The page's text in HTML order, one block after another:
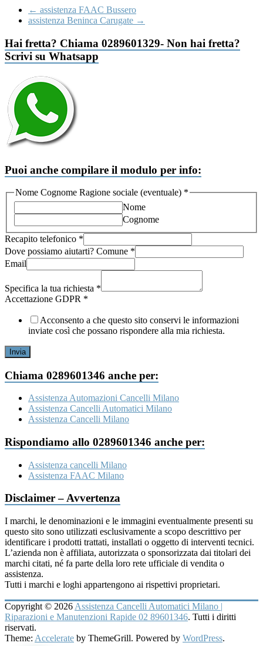
← assistenza FAAC Bussero
assistenza Beninca Carugate →
Hai fretta? Chiama 0289601329- Non hai fretta?
Scrivi su Whatsapp
Puoi anche compilare il modulo per info:
Nome Cognome Ragione sociale (eventuale) *
Nome
Cognome
Comune
GDPR
Nome
Recapito telefonico *
Dove possiamo aiutarti? Comune *
Email
Specifica la tua richiesta *
Accettazione GDPR *
Acconsento a che questo sito conservi le informazioni
inviate così che possano rispondere alla mia richiesta.
Invia
Chiama 0289601346 anche per:
Assistenza Automazioni Cancelli Milano
Assistenza Cancelli Automatici Milano
Assistenza Cancelli Milano
Rispondiamo allo 0289601346 anche per:
Assistenza cancelli Milano
Assistenza FAAC Milano
Disclaimer – Avvertenza
I marchi, le denominazioni e le immagini eventualmente presenti su
questo sito sono utilizzati esclusivamente a scopo descrittivo per
identificare i prodotti trattati, installati o oggetto di interventi tecnici.
L’azienda non è affiliata, autorizzata o sponsorizzata dai titolari dei
marchi citati, né fa parte della loro rete ufficiale di vendita o
assistenza.
Tutti i marchi e loghi appartengono ai rispettivi proprietari.
Copyright © 2026 Assistenza Cancelli Automatici Milano |
Riparazioni e Manutenzioni Rapide 02 89601346. Tutti i diritti
riservati.
Theme: Accelerate by ThemeGrill. Powered by WordPress.